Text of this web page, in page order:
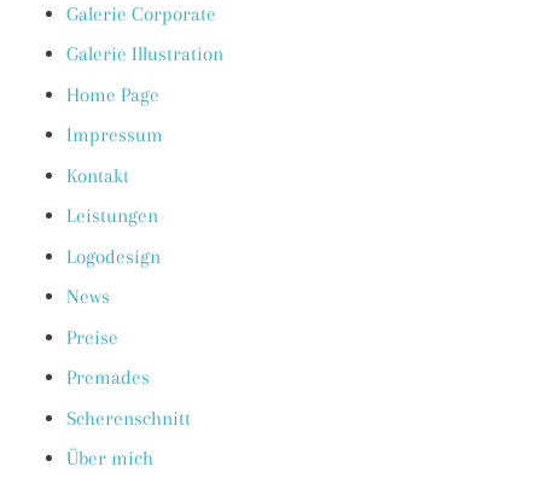
Galerie Corporate
Galerie Illustration
Home Page
Impressum
Kontakt
Leistungen
Logodesign
News
Preise
Premades
Scherenschnitt
Über mich